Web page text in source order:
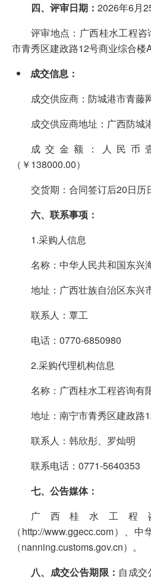
四、 评审日期 ： 2026年6月
评审地点：广西桂水工程
市青秀区建政路12号商业综合楼
成交信息 ：
成交供应商：防城港市青藤
成交供应商地址：广西防城
成交金额：人民币
（￥138000.00）
交货期：合同签订后20日历
六、联系事项：
1.采购人信息
名称：中华人民共和国东兴
地址：广西壮族自治区东兴
联系人：覃工
电话：0770-6850980
2.采购代理机构信息
名称：广西桂水工程咨询有
地址：南宁市青秀区建政路
联系人：韩欣彤、罗灿明
联系电话：0771-5640353
七、 公告媒体：
广西桂水工程
（http://www.ggecc.com）、
（nanning.customs.gov.cn）。
八、成交公告期限： 自成